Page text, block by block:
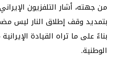
من جهته، أشار التلفزيون
بتمديد وقف إطلاق النار ليس
بناءً على ما تراه القيادة
الوطنية.